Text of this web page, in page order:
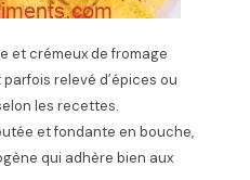
et crémeux de fromage
relevé d’épices ou
les recettes.
et fondante en bouche,
qui adhère bien aux